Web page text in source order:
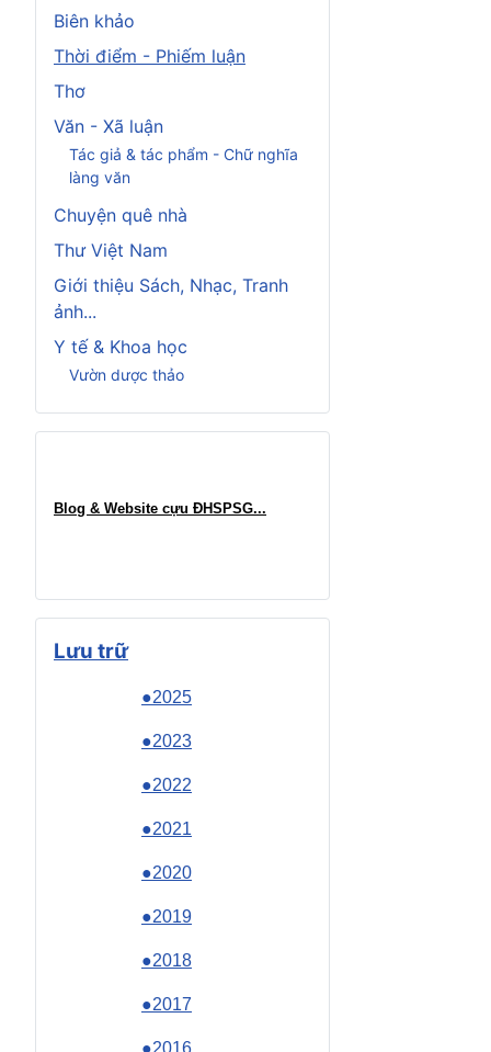
Biên khảo
Thời điểm - Phiếm luận
Thơ
Văn - Xã luận
Tác giả & tác phẩm - Chữ nghĩa
làng văn
Chuyện quê nhà
Thư Việt Nam
Giới thiệu Sách, Nhạc, Tranh
ảnh...
Y tế & Khoa học
Vườn dược thảo
Blog & Website cựu ĐHSPSG...
Lưu trữ
●2025
●2023
●2022
●2021
●2020
●2019
●2018
●2017
●2016